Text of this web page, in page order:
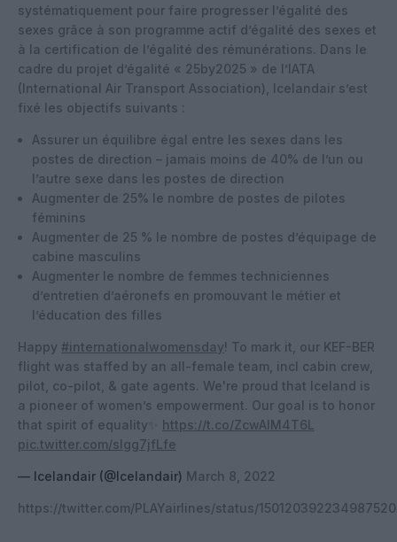
systématiquement pour faire progresser l’égalité des
sexes grâce à son programme actif d’égalité des sexes et
à la certification de l’égalité des rémunérations. Dans le
cadre du projet d’égalité « 25by2025 » de l’IATA
(International Air Transport Association), Icelandair s’est
fixé les objectifs suivants :
Assurer un équilibre égal entre les sexes dans les
postes de direction – jamais moins de 40% de l’un ou
l’autre sexe dans les postes de direction
Augmenter de 25% le nombre de postes de pilotes
féminins
Augmenter de 25 % le nombre de postes d’équipage de
cabine masculins
Augmenter le nombre de femmes techniciennes
d’entretien d’aéronefs en promouvant le métier et
l’éducation des filles
Happy #internationalwomensday! To mark it, our KEF-BER
flight was staffed by an all-female team, incl cabin crew,
pilot, co-pilot, & gate agents. We're proud that Iceland is
a pioneer of women’s empowerment. Our goal is to honor
that spirit of equality✨ https://t.co/ZcwAlM4T6L
pic.twitter.com/slgg7jfLfe
— Icelandair (@Icelandair) March 8, 2022
https://twitter.com/PLAYairlines/status/